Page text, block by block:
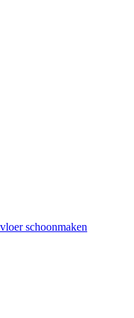
schoonmaken